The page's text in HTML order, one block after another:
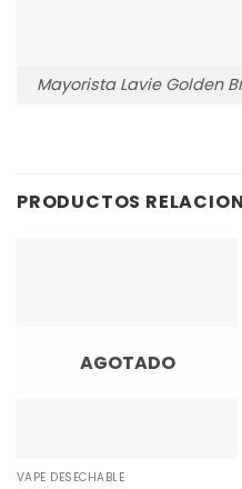
Mayorista Lavie Golden
PRODUCTOS
AGOTADO
VAPE DESECHABLE